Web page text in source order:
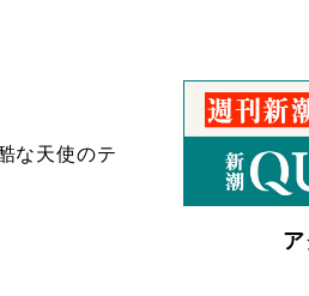
な天使のテ